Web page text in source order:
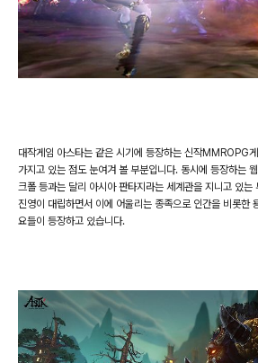
대작게임 아스타는 같은 시기에 등장하는 신작MMROPG
가지고 있는 점도 눈여겨 볼 부분입니다. 동시에 등장하는
크폴 등과는 달리 아시아 판타지라는 세계관을 지니고 있는
진영이 대립하면서 이에 어울리는 종족으로 인간을 비롯한
요들이 등장하고 있습니다.